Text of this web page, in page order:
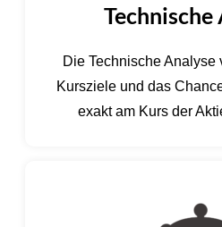
Technische
Die Technische Analyse
Kursziele und das
exakt am Kurs der